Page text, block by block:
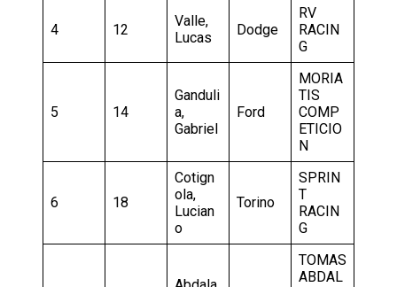
4 12
Valle,
Lucas
Dodge
RV
RACIN
G
5 14
Ganduli
a,
Gabriel
Ford
MORIA
TIS
COMP
ETICIO
N
6 18
Cotign
ola,
Lucian
o
Torino
SPRIN
T
RACIN
G
TOMAS
ABDAL